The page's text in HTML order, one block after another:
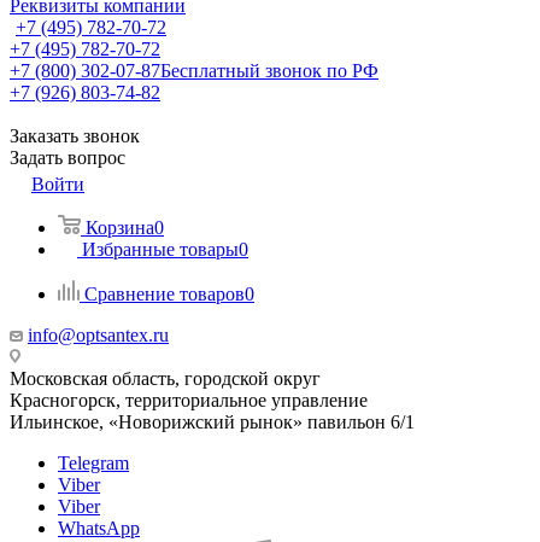
Реквизиты компании
+7 (495) 782-70-72
+7 (495) 782-70-72
+7 (800) 302-07-87Бесплатный звонок по РФ
+7 (926) 803-74-82
Заказать звонок
Задать вопрос
Войти
Корзина0
Избранные товары0
Сравнение товаров0
info@optsantex.ru
Московская область, городской округ
Красногорск, территориальное управление
Ильинское, «Новорижский рынок» павильон 6/1
Telegram
Viber
Viber
WhatsApp